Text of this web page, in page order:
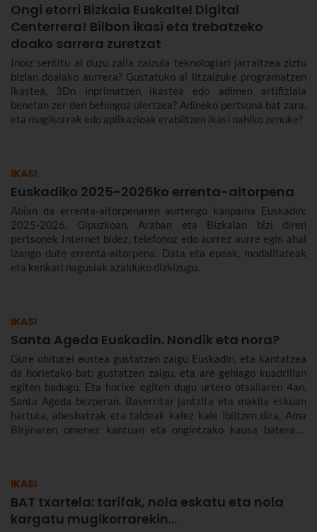
Ongi etorri Bizkaia Euskaltel Digital
Centerrera! Bilbon ikasi eta trebatzeko
doako sarrera zuretzat
Inoiz sentitu al duzu zaila zaizula teknologiari jarraitzea ziztu
bizian doalako aurrera? Gustatuko al litzaizuke programatzen
ikastea, 3Dn inprimatzen ikastea edo adimen artifiziala
benetan zer den behingoz ulertzea? Adineko pertsona bat zara,
eta mugikorrak edo aplikazioak erabiltzen ikasi nahiko zenuke?
IKASI
Euskadiko 2025-2026ko errenta-aitorpena
Abian da errenta-aitorpenaren aurtengo kanpaina Euskadin:
2025-2026. Gipuzkoan, Araban eta Bizkaian bizi diren
pertsonek Internet bidez, telefonoz edo aurrez aurre egin ahal
izango dute errenta-aitorpena. Data eta epeak, modalitateak
eta kenkari nagusiak azalduko dizkizugu.
IKASI
Santa Ageda Euskadin. Nondik eta nora?
Gure ohiturei eustea gustatzen zaigu Euskadin, eta kantatzea
da horietako bat: gustatzen zaigu, eta are gehiago kuadrillan
egiten badugu. Eta horixe egiten dugu urtero otsailaren 4an,
Santa Ageda bezperan. Baserritar jantzita eta makila eskuan
hartuta, abesbatzak eta taldeak kalez kale ibiltzen dira, Ama
Birjinaren omenez kantuan eta ongintzako kausa baterako
IKASI
BAT txartela: tarifak, nola eskatu eta nola
kargatu mugikorrarekin...